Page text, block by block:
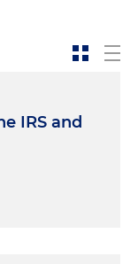
IRS and